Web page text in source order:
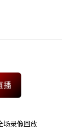
播
场录像回放